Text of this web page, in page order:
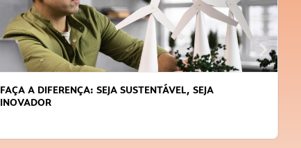
FAÇA A DIFERENÇA: SEJA SUSTENTÁVEL, SEJA
INOVADOR